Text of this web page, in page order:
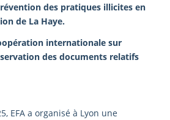
des pratiques illicites en
de La Haye.
internationale sur
des documents relatifs
EFA a organisé à Lyon une